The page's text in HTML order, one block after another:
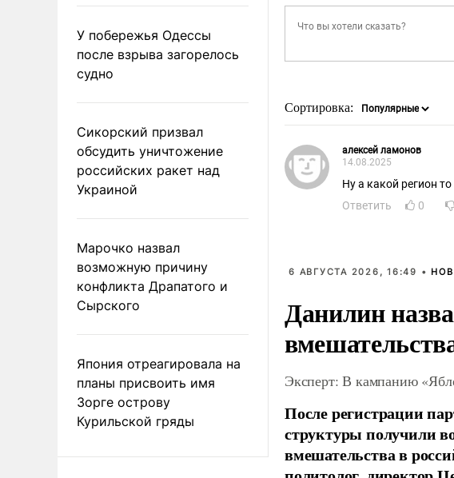
У побережья Одессы
после взрыва загорелось
судно
Сикорский призвал
обсудить уничтожение
российских ракет над
Украиной
Марочко назвал
возможную причину
конфликта Драпатого и
Сырского
Япония отреагировала на
планы присвоить имя
Зорге острову
Курильской гряды
Сортировка:
алексей ламонов
14.08.2025
Ну а какой регион то
Ответить
0
6 АВГУСТА 2026, 16:49 •
Данилин
Эксперт: В кампанию
После регистрации
структуры получили
вмешательства в